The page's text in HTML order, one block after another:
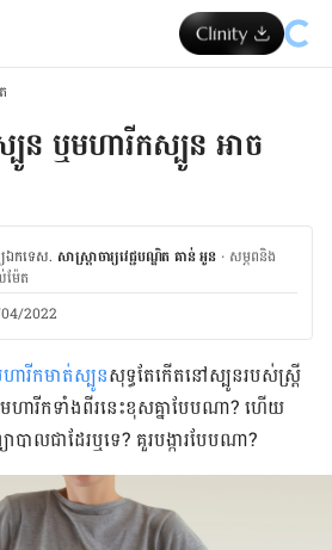
បូន ឬមហារីកស្បូន អាច
ឯកទេស. សាស្ត្រាចារ្យវេជ្ជបណ្ឌិត គាន់ អូន · សម្ភពនិង
ម៉ែត
2022
ារីកមាត់ស្បូនសុទ្ធតែ​កើតនៅ​ស្បូនរបស់​ស្រ្តី
ហារីកទាំងពីរនេះខុសគ្នាបែបណា? ហើយ​
បាលជាដែរឬទេ? គួរបង្ការបែប​ណា?